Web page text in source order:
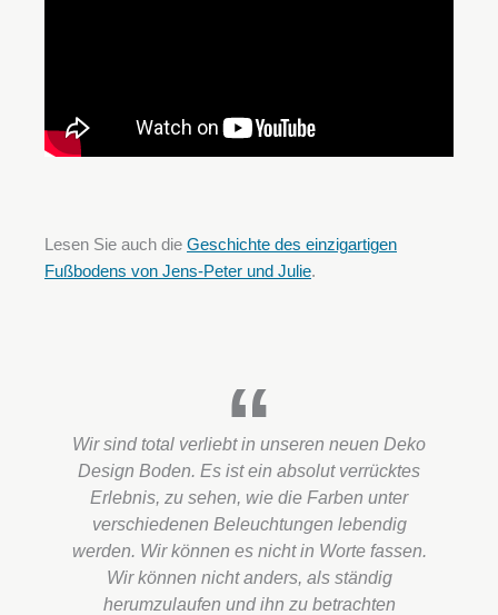
Lesen Sie auch die Geschichte des einzigartigen
Fußbodens von Jens-Peter und Julie.
Wir sind total verliebt in unseren neuen Deko
Design Boden. Es ist ein absolut verrücktes
Erlebnis, zu sehen, wie die Farben unter
verschiedenen Beleuchtungen lebendig
werden. Wir können es nicht in Worte fassen.
Wir können nicht anders, als ständig
herumzulaufen und ihn zu betrachten